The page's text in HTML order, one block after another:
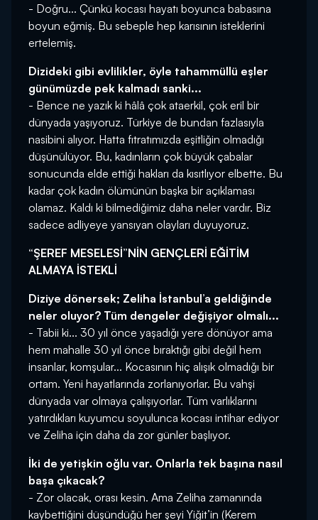
- Doğru... Çünkü kocası hayatı boyunca babasına
boyun eğmiş. Bu sebeple hep karısının isteklerini
ertelemiş.
Dizideki gibi evlilikler, öyle tahammüllü eşler
günümüzde pek kalmadı sanki...
- Bence ne yazık ki hâlâ çok ataerkil, çok eril bir
dünyada yaşıyoruz. Türkiye de bundan fazlasıyla
nasibini alıyor. Hatta fıtratımızda eşitliğin olmadığı
düşünülüyor. Bu, kadınların çok büyük çabalar
sonucunda elde ettiği hakları da kısıtlıyor elbette. Bu
kadar çok kadın ölümünün başka bir açıklaması
olamaz. Kaldı ki bilmediğimiz daha neler vardır. Biz
sadece adliyeye yansıyan olayları duyuyoruz.
“ŞEREF MESELESİ”NİN GENÇLERİ EĞİTİM
ALMAYA İSTEKLİ
Diziye dönersek; Zeliha İstanbul’a geldiğinde
neler oluyor? Tüm dengeler değişiyor olmalı...
- Tabii ki... 30 yıl önce yaşadığı yere dönüyor ama
hem mahalle 30 yıl önce bıraktığı gibi değil hem
insanlar, komşular... Kocasının hiç alışık olmadığı bir
ortam. Yeni hayatlarında zorlanıyorlar. Bu vahşi
dünyada var olmaya çalışıyorlar. Tüm varlıklarını
yatırdıkları kuyumcu soyulunca kocası intihar ediyor
ve Zeliha için daha da zor günler başlıyor.
İki de yetişkin oğlu var. Onlarla tek başına nasıl
başa çıkacak?
- Zor olacak, orası kesin. Ama Zeliha zamanında
kaybettiğini düşündüğü her şeyi Yiğit’in (Kerem